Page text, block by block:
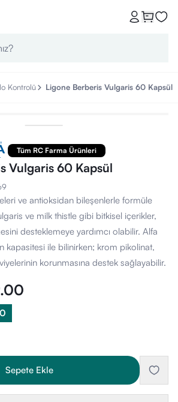
Kontrolü Ligone Berberis Vulgaris 60 Kapsül
Tüm RC Farma Ürünleri
Vulgaris 60 Kapsül
ve antioksidan bileşenlerle formüle
ve milk thistle gibi bitkisel içerikler,
desteklemeye yardımcı olabilir. Alfa
kapasitesi ile bilinirken; krom pikolinat,
korunmasına destek sağlayabilir.
Sepete Ekle